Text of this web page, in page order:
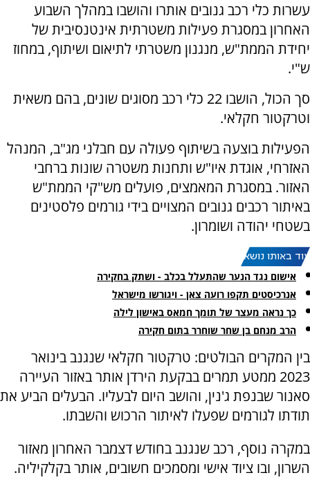
עשרות כלי רכב גנובים אותרו והושבו במהלך השבוע
האחרון במסגרת פעילות משטרתית אינטנסיבית של
יחידת הממת"ש, מנגנון משטרתי לתיאום ושיתוף, במחוז
ש"י.
סך הכול, הושבו 22 כלי רכב מסוגים שונים, בהם משאית
וטרקטור חקלאי.
הפעילות בוצעה בשיתוף פעולה עם חבלני מג"ב, המנהל
האזרחי, אוגדת איו"ש ותחנות משטרה שונות ברחבי
האזור. במסגרת המאמצים, פועלים מש"קי הממת"ש
באיתור רכבים גנובים המצויים בידי גורמים פלסטינים
בשטחי יהודה ושומרון.
עוד באותו נושא:
אישום נגד הנער שהתעלל בכלב - ושתק בחקירה
אנרכיסטים תקפו רועה צאן - ויגורשו מישראל
כך נראה מעצר של תומך חמאס באישון לילה
הרב מנחם בן שחר שוחרר בתום חקירה
בין המקרים הבולטים: טרקטור חקלאי שנגנב בינואר
2023 ממטע תמרים בבקעת הירדן אותר באזור העיירה
סאנור שבנפת ג'נין, והושב היום לבעליו. הבעלים הביע את
תודתו לגורמים שפעלו לאיתור הרכוש והשבתו.
במקרה נוסף, רכב שנגנב בחודש דצמבר האחרון מאזור
השרון, ובו ציוד אישי ומסמכים חשובים, אותר בקלקיליה.